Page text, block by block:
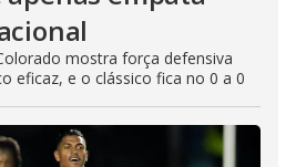
mostra força defensiva
eficaz, e o clássico fica no 0 a 0